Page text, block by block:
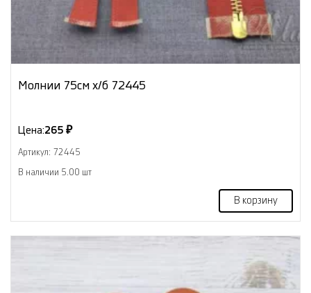
Молнии 75см х/б 72445
Цена:265 ₽
Артикул: 72445
В наличии 5.00 шт
В корзину